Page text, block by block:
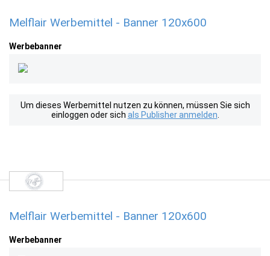
Melflair Werbemittel - Banner 120x600
Werbebanner
Um dieses Werbemittel nutzen zu können, müssen Sie sich
einloggen oder sich als Publisher anmelden
Melflair Werbemittel - Banner 120x600
Werbebanner